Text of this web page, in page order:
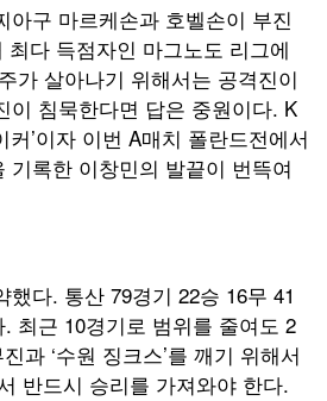
아구 마르케손과 호벨손이 부진
다 득점자인 마그노도 리그에
가 살아나기 위해서는 공격진이
이 침묵한다면 답은 중원이다. K
커’이자 이번 A매치 폴란드전에서
기록한 이창민의 발끝이 번뜩여
다. 통산 79경기 22승 16무 41
최근 10경기로 범위를 줄여도 2
과 ‘수원 징크스’를 깨기 위해서
반드시 승리를 가져와야 한다.